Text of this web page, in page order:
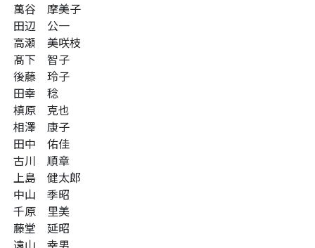
萬谷 摩美子
田辺 公一
高瀬 美咲枝
髙下 智子
後藤 玲子
田幸 稔
槙原 克也
相澤 康子
田中 佑佳
古川 順章
上島 健太郎
中山 季昭
千原 里美
藤堂 延昭